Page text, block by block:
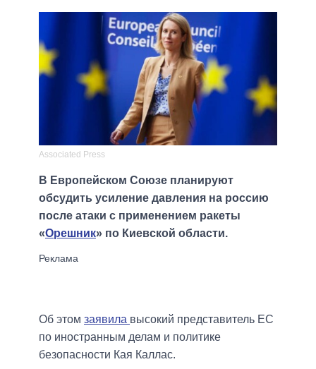
Associated Press
В Европейском Союзе планируют
обсудить усиление давления на россию
после атаки с применением ракеты
«Орешник» по Киевской области.
Об этом заявила высокий представитель ЕС
по иностранным делам и политике
безопасности Кая Каллас.